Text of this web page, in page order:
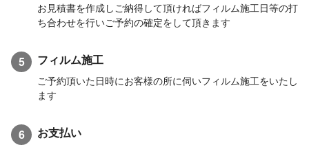
お見積書を作成しご納得して頂ければフィルム施工日等の打
ち合わせを行いご予約の確定をして頂きます
5 フィルム施工
ご予約頂いた日時にお客様の所に伺いフィルム施工をいたし
ます
6 お支払い